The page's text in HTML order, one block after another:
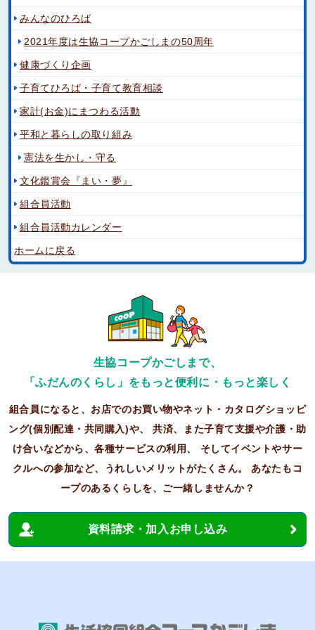
みんなのひろば
2021年度は生協コープかごしまの50周年
健康づくり企画
子育てひろば・子育て教育相談
家計(お金)にまつわる活動
平和と暮らしの取り組み
憲法を生かし・守る
文化鑑賞会『まい・夢』
組合員活動
組合員活動カレンダー
ホームに戻る
生協コープかごしまで、
「ふだんのくらし」をもっと便利に・もっと楽しく
組合員になると、お店でのお買い物やネット・カタログショッピ
ング(個別配達・共同購入)や、共済、また子育て支援や介護・助
け合いなどから、各種サービスの利用、
そしてイベントやサー
クルへの参加など、うれしいメリットがたくさん。
あなたもコ
ープのあるくらしを、ご一緒しませんか？
資料請求・加入お申し込み